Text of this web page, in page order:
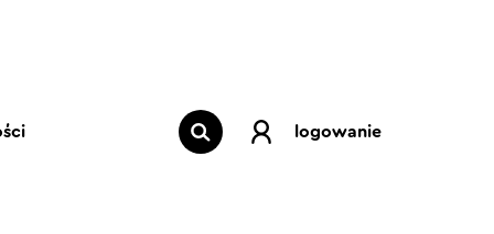
logowanie